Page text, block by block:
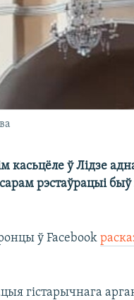
ў Лідзе
рэстаўрацыі
ў Facebook
гістарычнага